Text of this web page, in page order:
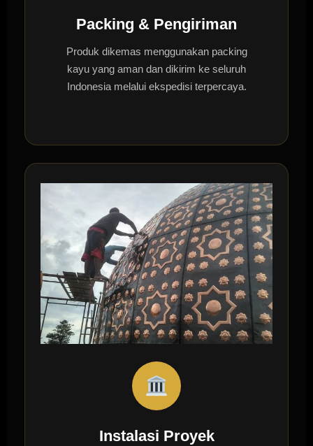
Packing & Pengiriman
Produk dikemas menggunakan packing
kayu yang aman dan dikirim ke seluruh
Indonesia melalui ekspedisi terpercaya.
Instalasi Proyek